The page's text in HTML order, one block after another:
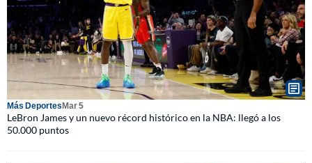
Más DeportesMar 5
LeBron James y un nuevo récord histórico en la NBA: llegó a los
50.000 puntos